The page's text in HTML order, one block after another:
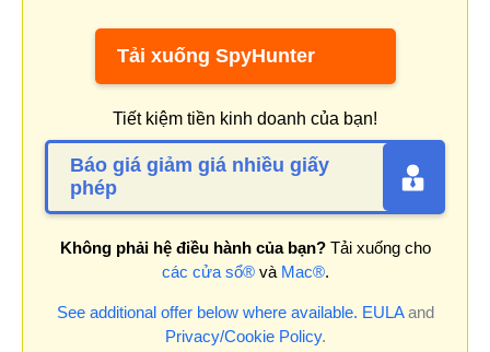
Tải xuống SpyHunter
Tiết kiệm tiền kinh doanh của bạn!
Báo giá giảm giá nhiều giấy
phép
Không phải hệ điều hành của bạn?Tải xuống cho
các cửa sổ®và Mac®.
See additional offer below where available. EULAand
Privacy/Cookie Policy.